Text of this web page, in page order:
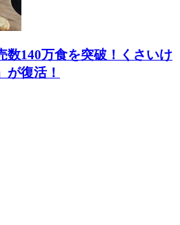
数140万食を突破！くさいけ
が復活！